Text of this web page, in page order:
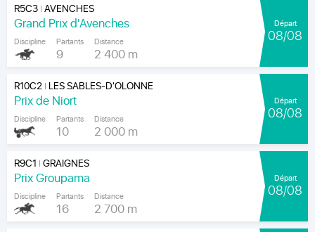
R5C3|AVENCHES
Grand Prix d'Avenches
Discipline Partants
9
Distance
2 400 m
Départ
08/08
R10C2| LES SABLES-D'OLONNE
Prix de Niort
Discipline Partants
10
Distance
2 000 m
Départ
08/08
R9C1 |GRAIGNES
Prix Groupama
Discipline Partants
16
Distance
2 700 m
Départ
08/08